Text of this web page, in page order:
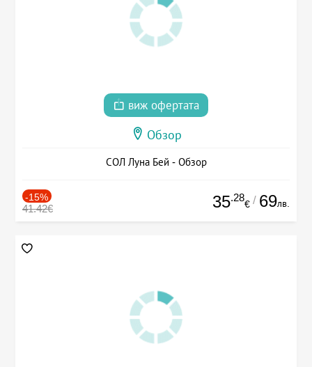
виж офертата
Обзор
СОЛ Луна Бей - Обзор
-15%
41.42€ 35.28
€ / 69лв.